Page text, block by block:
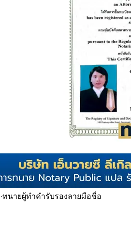
·ทนายผู้ทำคำรับรองลายมือชื่อ